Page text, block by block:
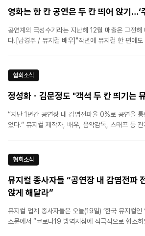
영화는 한 칸 공연은 두 칸 띄어 앉기…‘
공연계의 극성수기라는 지난해 12월 매출은 그전해
다.[남경주 / 뮤지컬 배우]"작년에 뮤지컬 한 편에도
회 추진위원장]"동반자 간 거리, 함께..
협회소식
정성화ㆍ김문정도 "객석 두 칸 띄기는
“지난 1년간 공연장 내 감염전파율 0%로 공연을
었다.” 뮤지컬 제작자, 배우, 음악감독, 스태프 등
등이 포함된 한국뮤지컬협회(이사장 이유리), ..
협회소식
뮤지컬 종사자들 “공연장 내 감염전파
앉게 해달라”
뮤지컬 업계 종사자들은 오늘(19일) ‘한국 뮤지컬인
소문에서 “코로나19 방역지침에 적극적으로 협조